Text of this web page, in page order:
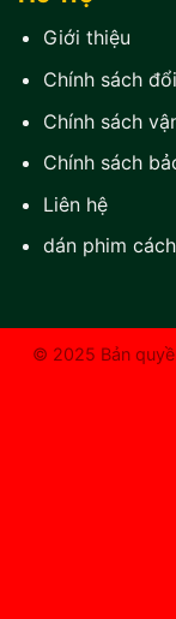
Giới thiệu
Chính sách
Chính sách
Chính sách
Liên hệ
dán phim
© 2025 Bản